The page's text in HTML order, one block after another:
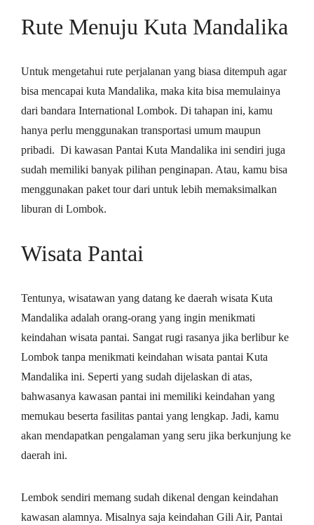
Rute Menuju Kuta Mandalika
Untuk mengetahui rute perjalanan yang biasa ditempuh agar
bisa mencapai kuta Mandalika, maka kita bisa memulainya
dari bandara International Lombok. Di tahapan ini, kamu
hanya perlu menggunakan transportasi umum maupun
pribadi. Di kawasan Pantai Kuta Mandalika ini sendiri juga
sudah memiliki banyak pilihan penginapan. Atau, kamu bisa
menggunakan paket tour dari untuk lebih memaksimalkan
liburan di Lombok.
Wisata Pantai
Tentunya, wisatawan yang datang ke daerah wisata Kuta
Mandalika adalah orang-orang yang ingin menikmati
keindahan wisata pantai. Sangat rugi rasanya jika berlibur ke
Lombok tanpa menikmati keindahan wisata pantai Kuta
Mandalika ini. Seperti yang sudah dijelaskan di atas,
bahwasanya kawasan pantai ini memiliki keindahan yang
memukau beserta fasilitas pantai yang lengkap. Jadi, kamu
akan mendapatkan pengalaman yang seru jika berkunjung ke
daerah ini.
Lembok sendiri memang sudah dikenal dengan keindahan
kawasan alamnya. Misalnya saja keindahan Gili Air, Pantai